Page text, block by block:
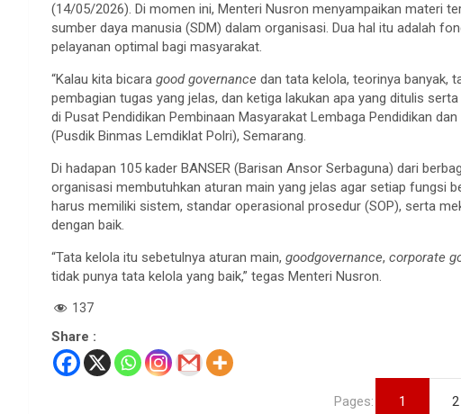
(14/05/2026). Di momen ini, Menteri Nusron menyampaikan materi
sumber daya manusia (SDM) dalam organisasi. Dua hal itu adalah
pelayanan optimal bagi masyarakat.
“Kalau kita bicara good governance dan tata kelola, teorinya banyak,
pembagian tugas yang jelas, dan ketiga lakukan apa yang ditulis
di Pusat Pendidikan Pembinaan Masyarakat Lembaga Pendidikan
(Pusdik Binmas Lemdiklat Polri), Semarang.
Di hadapan 105 kader BANSER (Barisan Ansor Serbaguna) dari
organisasi membutuhkan aturan main yang jelas agar setiap fungsi
harus memiliki sistem, standar operasional prosedur (SOP), serta
dengan baik.
“Tata kelola itu sebetulnya aturan main, goodgovernance, corporate
tidak punya tata kelola yang baik,” tegas Menteri Nusron.
137
Share :
Pages: 1 2